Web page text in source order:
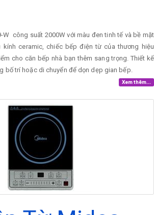
W công suất 2000W với màu đen tinh tế và bề mặt
kính ceramic, chiếc bếp điện từ của thương hiệu
cho căn bếp nhà bạn thêm sang trọng. Thiết kế
bố trí hoặc di chuyển để dọn dẹp gian bếp.
Xem thêm...